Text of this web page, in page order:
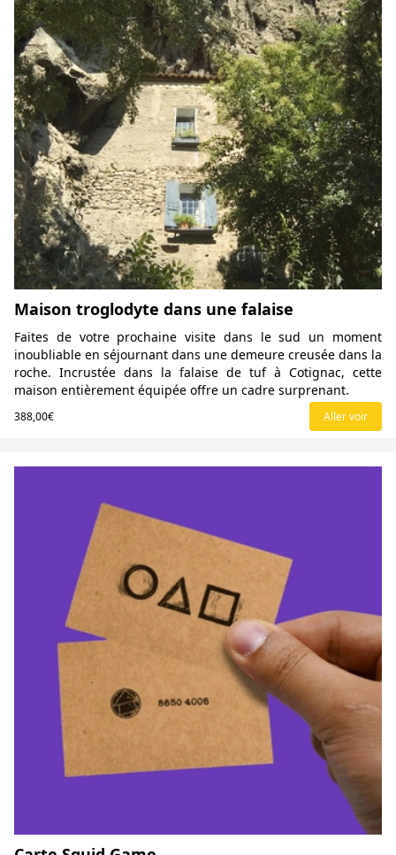
Maison troglodyte dans une falaise
Faites de votre prochaine visite dans le sud un moment
inoubliable en séjournant dans une demeure creusée dans la
roche. Incrustée dans la falaise de tuf à Cotignac, cette
maison entièrement équipée offre un cadre surprenant.
388,00€ Aller voir